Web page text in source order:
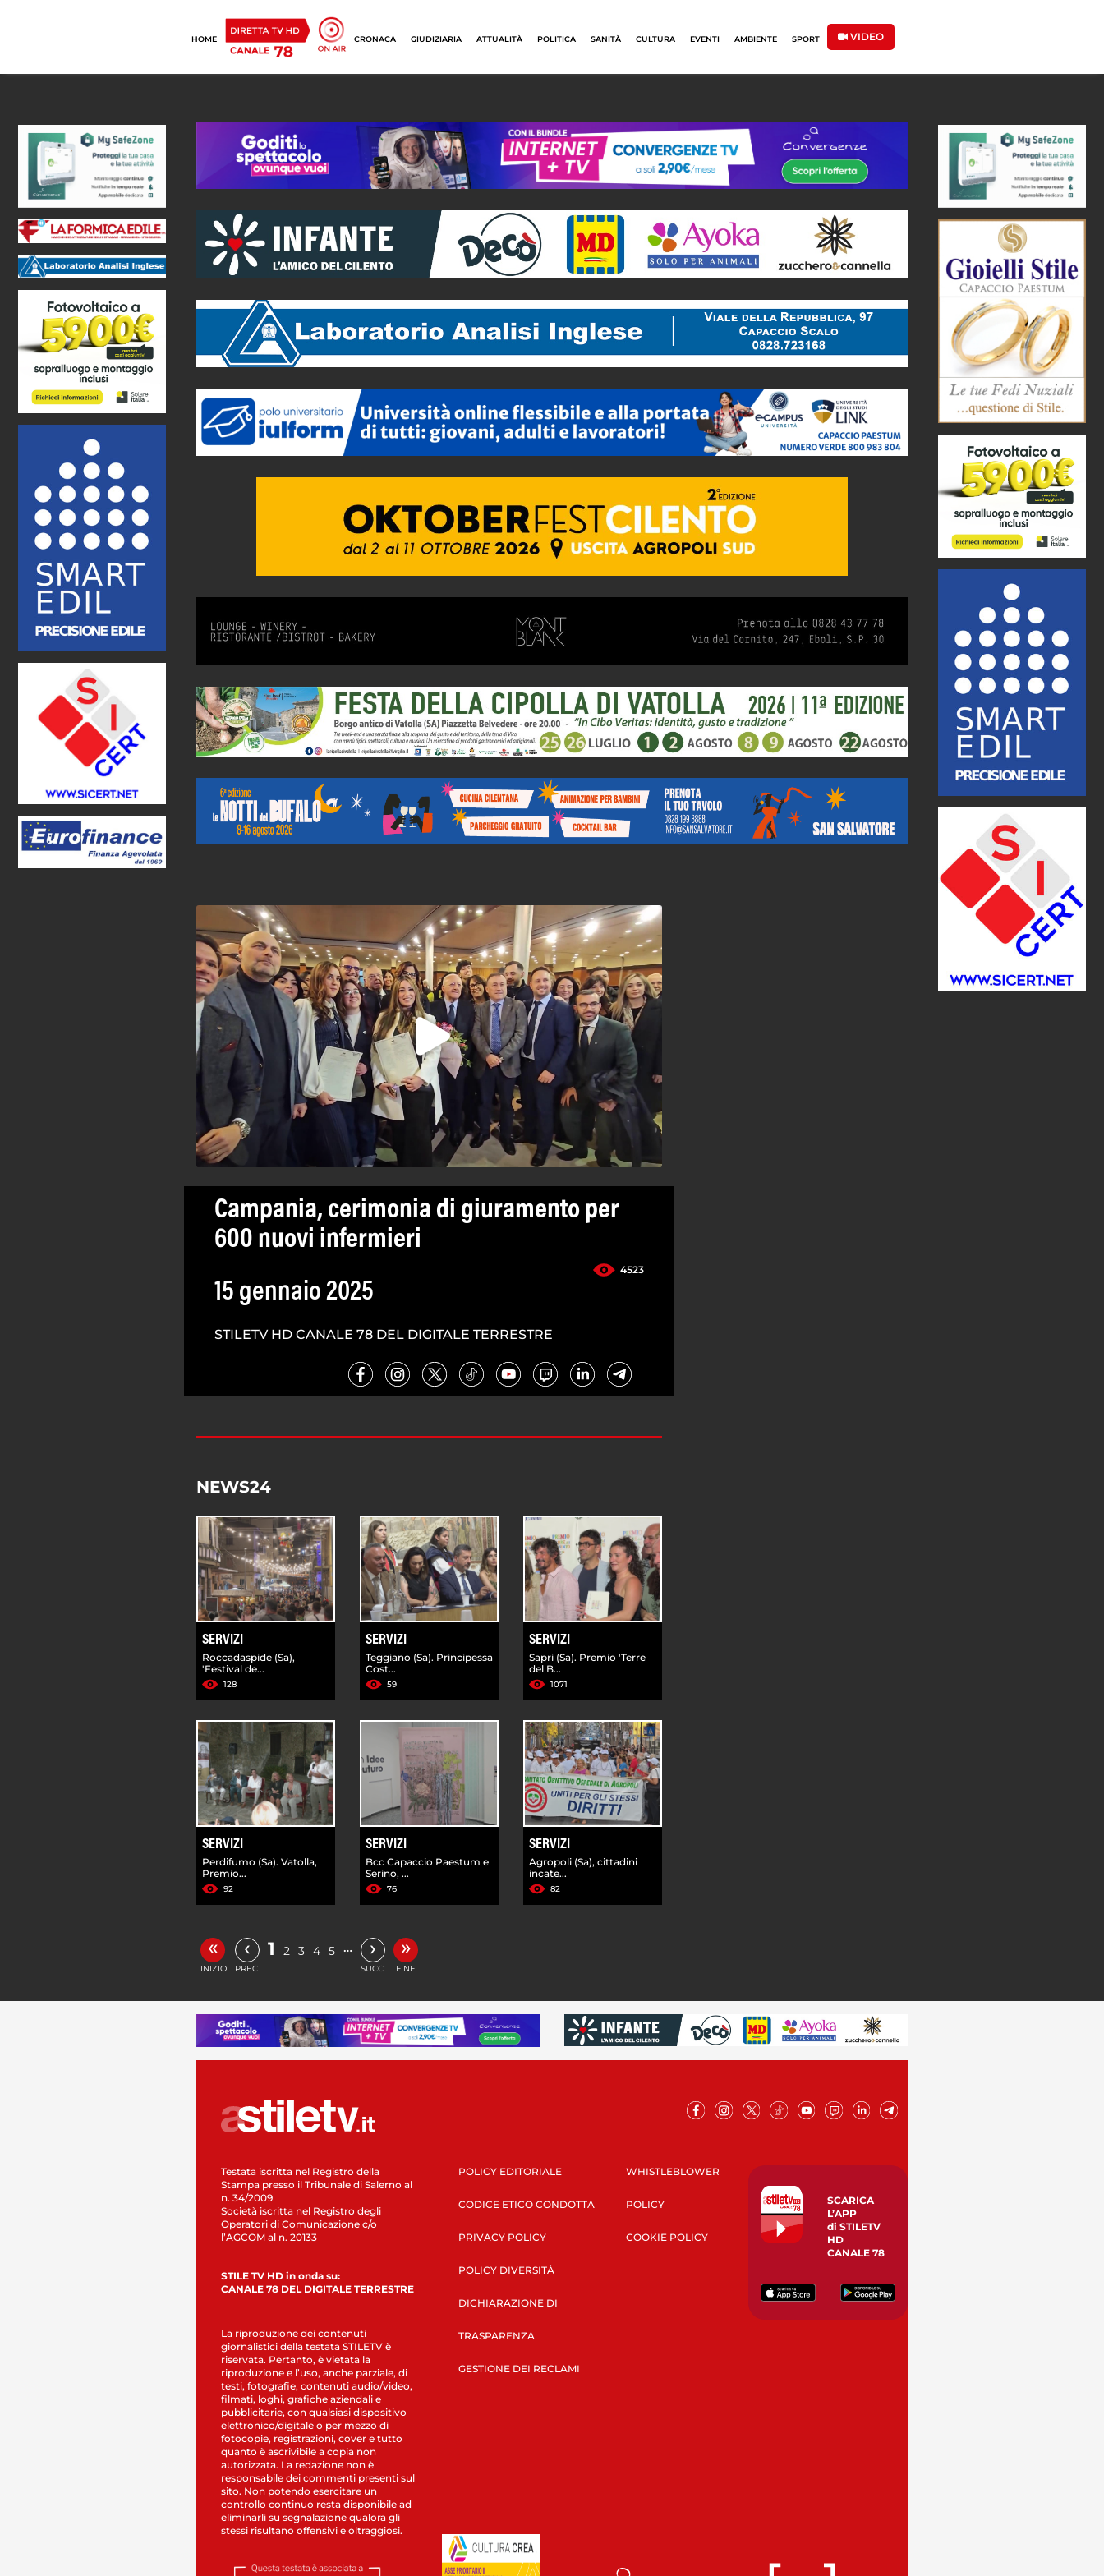
HOME CRONACA GIUDIZIARIA ATTUALITÀ POLITICA SANITÀ CULTURA EVENTI AMBIENTE SPORT VIDEO
Campania, cerimonia di giuramento per
600 nuovi infermieri
4523
15 gennaio 2025
STILETV HD CANALE 78 DEL DIGITALE TERRESTRE
NEWS24
SERVIZI
Roccadaspide (Sa),
'Festival de...
128
SERVIZI
Teggiano (Sa). Principessa
Cost...
59
SERVIZI
Sapri (Sa). Premio 'Terre
del B...
1071
SERVIZI
Perdifumo (Sa). Vatolla,
Premio...
92
SERVIZI
Bcc Capaccio Paestum e
Serino, ...
76
SERVIZI
Agropoli (Sa), cittadini
incate...
82
«
INIZIO
‹
PREC.
1 2 3 4 5 … ›
SUCC.
»
FINE
Testata iscritta nel Registro della
Stampa presso il Tribunale di Salerno al
n. 34/2009
Società iscritta nel Registro degli
Operatori di Comunicazione c/o
l’AGCOM al n. 20133
STILE TV HD in onda su:
CANALE 78 DEL DIGITALE TERRESTRE
La riproduzione dei contenuti
giornalistici della testata STILETV è
riservata. Pertanto, è vietata la
riproduzione e l’uso, anche parziale, di
testi, fotografie, contenuti audio/video,
filmati, loghi, grafiche aziendali e
pubblicitarie, con qualsiasi dispositivo
elettronico/digitale o per mezzo di
fotocopie, registrazioni, cover e tutto
quanto è ascrivibile a copia non
autorizzata. La redazione non è
responsabile dei commenti presenti sul
sito. Non potendo esercitare un
controllo continuo resta disponibile ad
eliminarli su segnalazione qualora gli
stessi risultano offensivi e oltraggiosi.
POLICY EDITORIALE
CODICE ETICO CONDOTTA
PRIVACY POLICY
POLICY DIVERSITÀ
DICHIARAZIONE DI
TRASPARENZA
GESTIONE DEI RECLAMI
WHISTLEBLOWER
POLICY
COOKIE POLICY
SCARICA
L’APP
di STILETV
HD
CANALE 78